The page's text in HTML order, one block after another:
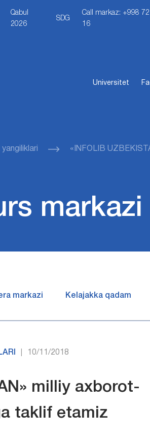
Qabul
2026
SDG
Call markaz: +998
16
Universitet
«INFOLIB
markazi Kelajakka qadam
10/11/2018
milliy axborot-
taklif etamiz